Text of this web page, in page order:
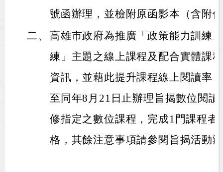
號函辦理，並檢附原函影本（含附
二、
高雄市政府為推廣「政策能力訓練
練」主題之線上課程及配合實體課
資訊，並藉此提升課程線上閱讀率
至同年8月21日止辦理旨揭數位閱
修指定之數位課程，完成1門課程者
格，其餘注意事項請參閱旨揭活動